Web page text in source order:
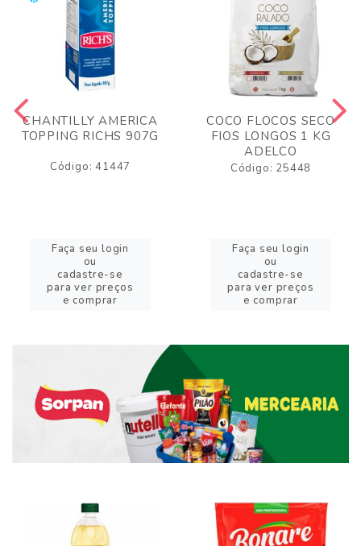
CHANTILLY AMERICA
TOPPING RICHS 907G
Código: 41447
Faça seu login
ou
cadastre-se
para ver preços
e comprar
COCO FLOCOS SECO
FIOS LONGOS 1 KG
ADELCO
Código: 25448
Faça seu login
ou
cadastre-se
para ver preços
e comprar